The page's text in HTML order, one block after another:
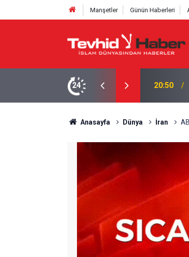
Manşetler Günün Haberleri
24
DEV OPERASYON: BALİSTİK
18:39
Anasayfa Dünya İran